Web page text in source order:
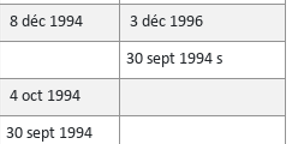
8 déc 1994 3 déc 1996
30 sept 1994 s
4 oct 1994
30 sept 1994